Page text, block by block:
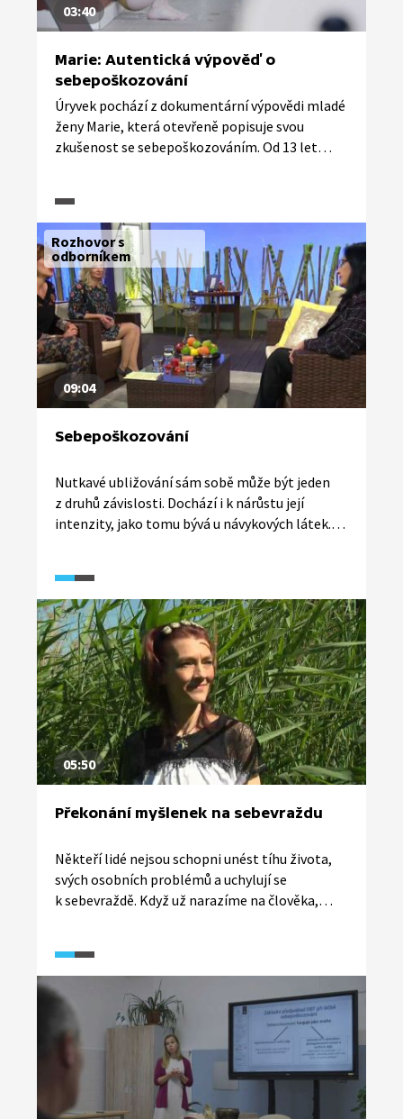
03:40
Marie: Autentická výpověď o
sebepoškozování
Úryvek pochází z dokumentární výpovědi mladé
ženy Marie, která otevřeně popisuje svou
zkušenost se sebepoškozováním. Od 13 let
a ženskosti. Hovoří o sebepoškození jako
o trestu i úlevě – krátkodobě jí pomáhá
nemyslet na problémy.
Rozhovor s
odborníkem
09:04
Sebepoškozování
Nutkavé ubližování sám sobě může být jeden
z druhů závislosti. Dochází i k nárůstu její
intenzity, jako tomu bývá u návykových látek.
takového chování mezi dětmi přibývá a co jim
to přináší? Možné důvody, ale i návody, jak
v takových situacích jednat, přináší Lucie
Zelenková z Linky bezpečí.
05:50
Překonání myšlenek na sebevraždu
Někteří lidé nejsou schopni unést tíhu života,
svých osobních problémů a uchylují se
k sebevraždě. Když už narazíme na člověka,
si s ním, být mu nablízku a projevit zájem. Lidé,
kteří úspěšně zvládli těžkou životní situaci
a zůstali naživu, našli často nový přístup k sobě
i ke světu a mohou poradit, jak období černých
myšlenek překonat.